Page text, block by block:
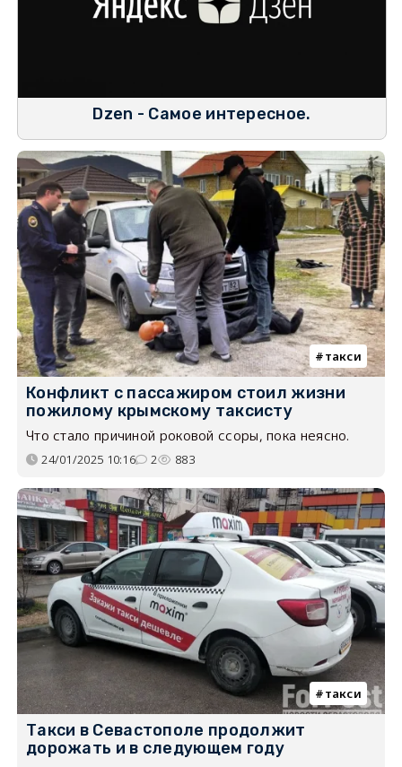
Dzen - Самое интересное.
такси
Конфликт с пассажиром стоил жизни
пожилому крымскому таксисту
Что стало причиной роковой ссоры, пока неясно.
24/01/2025 10:16 2 883
такси
Такси в Севастополе продолжит
дорожать и в следующем году